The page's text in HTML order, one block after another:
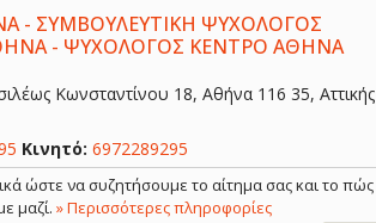
- ΣΥΜΒΟΥΛΕΥΤΙΚΗ ΨΥΧΟΛΟΓΟΣ
- ΨΥΧΟΛΟΓΟΣ ΚΕΝΤΡΟ ΑΘΗΝΑ
Κωνσταντίνου 18, Αθήνα 116 35, Αττικής
Κινητό: 6972289295
ώστε να συζητήσουμε το αίτημα σας και το πώς
μαζί. » Περισσότερες πληροφορίες